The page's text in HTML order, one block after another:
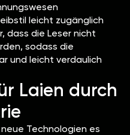
leicht zugänglich
dass die Leser nicht
sodass die
und leicht verdaulich
Laien durch
Technologien es